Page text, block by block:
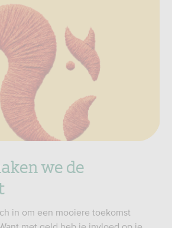
we de
in om een mooiere toekomst